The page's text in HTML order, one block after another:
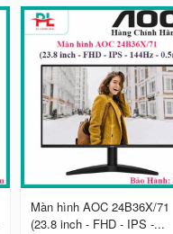
Màn hình AOC 24B36X/71
(23.8 inch - FHD - IPS -...